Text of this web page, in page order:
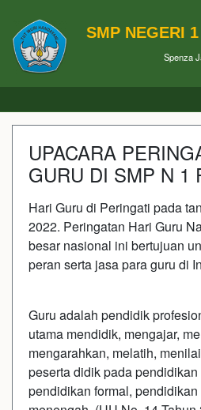
SMP NEGERI
Spenza
UPACARA
GURU DI SMP N 1
Hari Guru di Peringati pada
2022. Peringatan Hari Guru
besar nasional ini bertujuan
peran serta jasa para guru di
Guru adalah pendidik
utama mendidik, mengajar,
mengarahkan, melatih,
peserta didik pada
pendidikan formal,